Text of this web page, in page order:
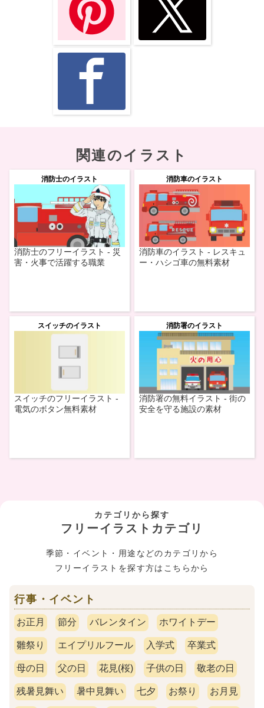
関連のイラスト
消防士のイラスト
消防士のフリーイラスト - 災
害・火事で活躍する職業
消防車のイラスト
消防車のイラスト - レスキュ
ー・ハシゴ車の無料素材
スイッチのイラスト
スイッチのフリーイラスト -
電気のボタン無料素材
消防署のイラスト
消防署の無料イラスト - 街の
安全を守る施設の素材
カテゴリから探す
フリーイラストカテゴリ
季節・イベント・用途などのカテゴリから
フリーイラストを探す方はこちらから
行事・イベント
お正月 節分 バレンタイン ホワイトデー
雛祭り エイプリルフール 入学式 卒業式
母の日 父の日 花見(桜) 子供の日 敬老の日
残暑見舞い 暑中見舞い 七夕 お祭り お月見